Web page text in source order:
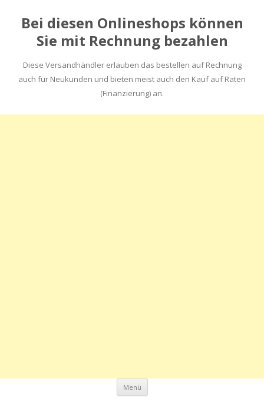
Bei diesen Onlineshops können
Sie mit Rechnung bezahlen
Diese Versandhändler erlauben das bestellen auf Rechnung
auch für Neukunden und bieten meist auch den Kauf auf Raten
(Finanzierung) an.
Menü Zum Inhalt springen